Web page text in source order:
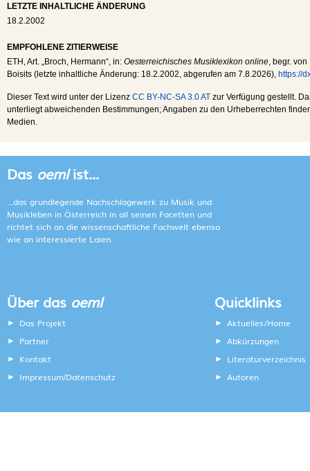
LETZTE INHALTLICHE ÄNDERUNG
18.2.2002
EMPFOHLENE ZITIERWEISE
ETH , Art. „Broch, Hermann“, in: Oesterreichisches Musiklexikon online , begr.
Boisits (letzte inhaltliche Änderung: 18.2.2002 , abgerufen am 7.8.2026), https://
Dieser Text wird unter der Lizenz CC BY-NC-SA 3.0 AT zur Verfügung gestellt.
unterliegt abweichenden Bestimmungen; Angaben zu den Urheberrechten
Medien.
Das oemlist...
...das grundlegende Nachschlagewerk zu Musik und
Musikleben in Österreich in all seinen Facetten und
richtet sich an die wissenschaftliche Fachwelt ebenso
wie an interessierte Laien.
Über das oeml
Das Projekt
Partner
Kontakt
Impressum/Datenschutz
Quicklinks
Aktuelles/Home
Abkürzungen
Literaturverzeichnis
Autoren